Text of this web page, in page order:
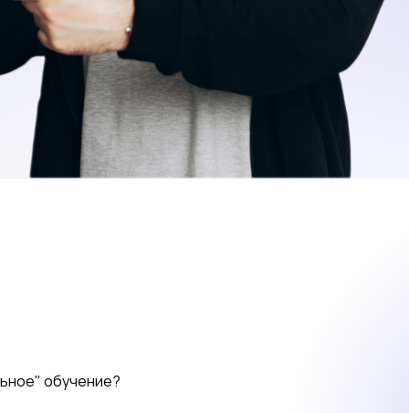
обучение?